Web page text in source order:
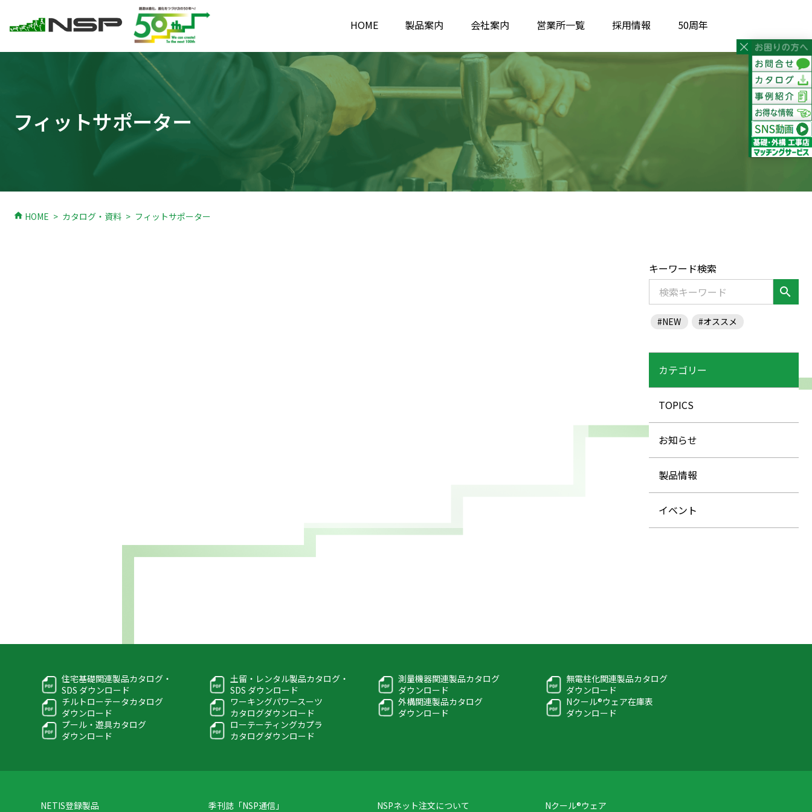
HOME 製品案内 会社案内 営業所一覧 採用情報 50周年
フィットサポーター
home HOME カタログ・資料 フィットサポーター
キーワード検索
search
#NEW #オススメ
カテゴリー
TOPICS
お知らせ
製品情報
イベント
住宅基礎関連製品カタログ・
SDS ダウンロード
土留・レンタル製品カタログ・
SDS ダウンロード
測量機器関連製品カタログ
ダウンロード
無電柱化関連製品カタログ
ダウンロード
チルトローテータカタログ
ダウンロード
ワーキングパワースーツ
カタログダウンロード
外構関連製品カタログ
ダウンロード
Nクール®ウェア在庫表
ダウンロード
プール・遊具カタログ
ダウンロード
ローテーティングカプラ
カタログダウンロード
NETIS登録製品 季刊誌「NSP通信」 NSPネット注文について
Nクール®ウェア